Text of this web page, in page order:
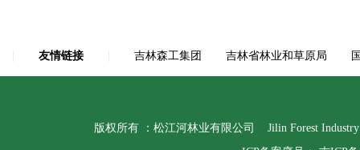
友情链接 吉林森工集团 吉林省林业和草原局
版权所有 ：松江河林业有限公司 Jilin Forest